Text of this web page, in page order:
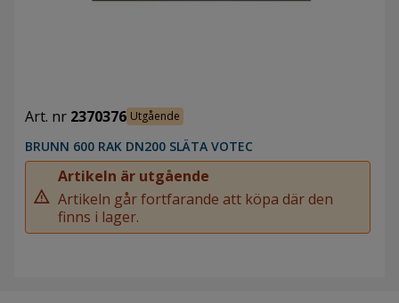
Art. nr 2370376 Utgående
BRUNN 600 RAK DN200 SLÄTA VOTEC
warning
Artikeln är utgående
Artikeln går fortfarande att köpa där den
finns i lager.